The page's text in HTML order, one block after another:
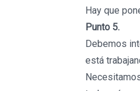
Hay que
Punto 5.
Debemos
está